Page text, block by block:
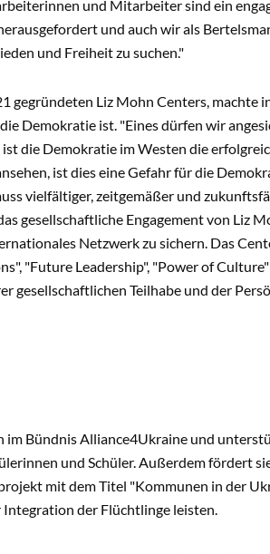
und Mitarbeiter sind ein
und auch wir als
und Freiheit zu suchen."
gegründeten Liz Mohn Centers, machte
Demokratie ist. "Eines dürfen wir
die Demokratie im Westen die
ist dies eine Ge­fahr für die
vielfältiger, zeitgemäßer und
gesellschaftliche Engagement von Liz
Netzwerk zu sichern. ­Das
"Future Leadership", "Power of
gesellschaftlichen Teilhabe und der
im Bündnis Alliance4Ukraine und
und Schüler. Au­ßerdem fördert
mit dem Titel "Kommunen in der
der Flüchtlinge leisten.